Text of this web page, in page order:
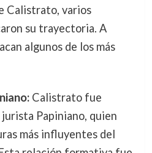
Calistrato, varios
su trayectoria. A
algunos de los más
Calistrato fue
Papiniano, quien
más influyentes del